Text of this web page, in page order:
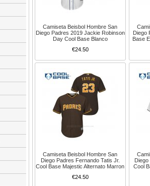
Camiseta Beisbol Hombre San
Diego Padres 2019 Jackie Robinson
Day Cool Base Blanco
€24.50
Diego
Base
Camiseta Beisbol Hombre San
Diego Padres Fernando Tatis Jr.
Cool Base Majestic Alternato Marron
€24.50
Cool